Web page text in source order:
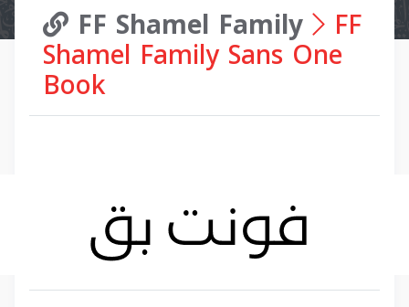
FF Shamel Family FF
Shamel Family Sans One
Book